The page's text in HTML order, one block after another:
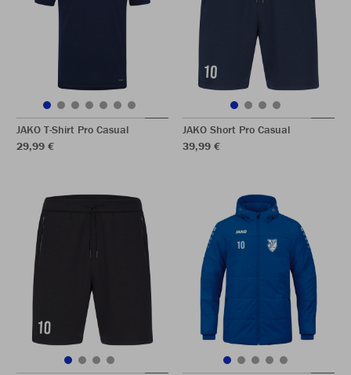
JAKO T-Shirt Pro Casual
29,99 €
JAKO Short Pro Casual
39,99 €